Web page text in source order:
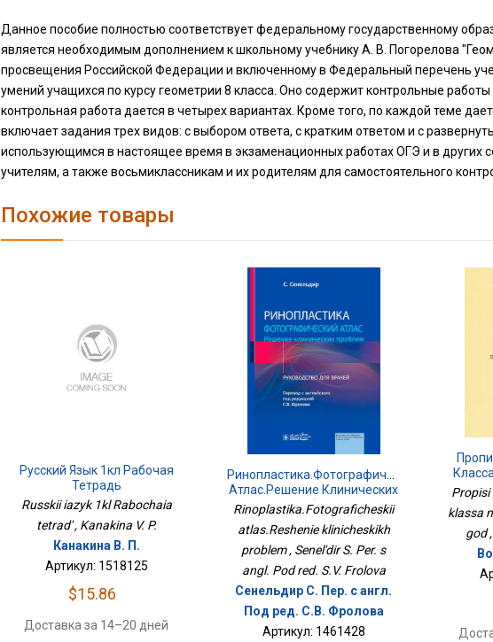
Данное пособие полностью соответствует федеральному государственному
является необходимым дополнением к школьному учебнику А. В. Погорелова
просвещения Российской Федерации и включенному в Федеральный перечень
умений учащихся по курсу геометрии 8 класса. Оно содержит контрольные
контрольная работа дается в четырех вариантах. Кроме того, по каждой теме
включает задания трех видов: с выбором ответа, с кратким ответом и с
использующимся в настоящее время в экзаменационных работах ОГЭ и в других
учителям, а также восьмиклассникам и их родителям для самостоятельного
Похожие товары
Русский Язык 1кл Рабочая
Тетрадь
Russkii iazyk 1kl Rabochaia
tetrad' , Kanakina V. P.
Канакина В. П.
Артикул: 1518125
$15.86
Доставка за 14–20 дней
Ринопластика.Фотографический
Атлас.Решение Клинических
Проблем
Rinoplastika.Fotograficheskii
atlas.Reshenie klinicheskikh
problem , Senel'dir S. Per. s
angl. Pod red. S.V. Frolova
Сенельдир С. Пер. с англ.
Под ред. С.В. Фролова
Артикул: 1461428
Propisi
klassa
god